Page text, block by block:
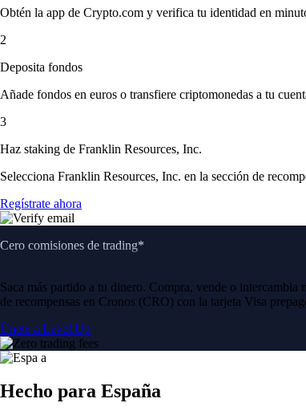
Obtén la app de Crypto.com y verifica tu identidad en
2
Deposita fondos
Añade fondos en euros o transfiere criptomonedas a tu
3
Haz staking de Franklin Resources, Inc.
Selecciona Franklin Resources, Inc. en la sección de
Regístrate ahora
Cero comisiones de trading*
Saca más partido a tu dinero. Compra, vende o
de recompensas en Cronos (CRO) con la tarjeta Visa
Únete a Level Up
Hecho para España